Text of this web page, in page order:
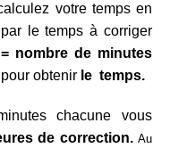
votre temps en
le temps à corriger
nombre de minutes
obtenir le temps.
chacune vous
de correction. Au